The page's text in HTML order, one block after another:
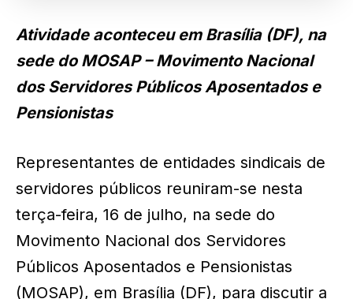
Atividade aconteceu em Brasília (DF), na
sede do MOSAP – Movimento Nacional
dos Servidores Públicos Aposentados e
Pensionistas
Representantes de entidades sindicais de
servidores públicos reuniram-se nesta
terça-feira, 16 de julho, na sede do
Movimento Nacional dos Servidores
Públicos Aposentados e Pensionistas
(MOSAP), em Brasília (DF), para discutir a